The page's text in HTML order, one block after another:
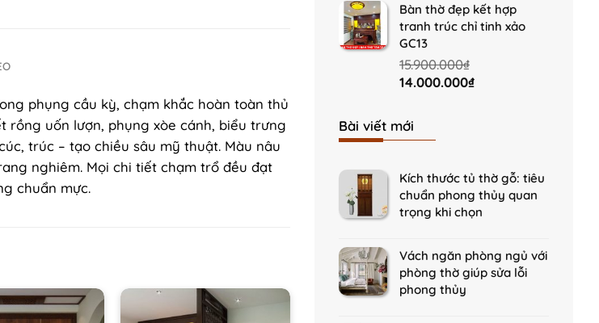
was:
2.500.000₫.
Bàn thờ đẹp kết hợp
tranh trúc chỉ tinh xảo
GC13
15.900.000₫
Original
was:
15.900.000₫.
14.000.000₫Current
Bài viết mới
Kích thước tủ thờ gỗ: tiêu
chuẩn phong thủy quan
trọng khi chọn
Vách ngăn phòng ngủ với
phòng thờ giúp sửa lỗi
phong thủy
phụng cầu kỳ, chạm khắc hoàn toàn thủ
rồng uốn lượn, phụng xòe cánh, biểu trưng
trúc – tạo chiều sâu mỹ thuật. Màu nâu
nghiêm. Mọi chi tiết chạm trổ đều đạt
chuẩn mực.